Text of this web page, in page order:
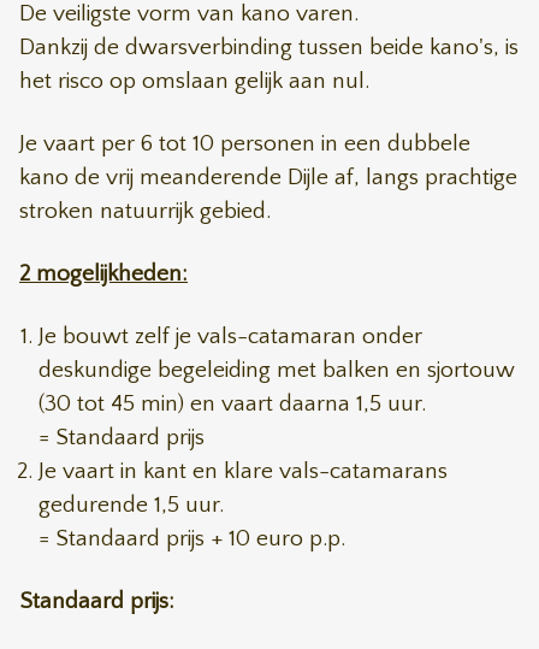
De veiligste vorm van kano varen.
Dankzij de dwarsverbinding tussen beide kano's, is
het risco op omslaan gelijk aan nul.
Je vaart per 6 tot 10 personen in een dubbele
kano de vrij meanderende Dijle af, langs prachtige
stroken natuurrijk gebied.
2 mogelijkheden:
Je bouwt zelf je vals-catamaran onder
deskundige begeleiding met balken en sjortouw
(30 tot 45 min) en vaart daarna 1,5 uur.
= Standaard prijs
Je vaart in kant en klare vals-catamarans
gedurende 1,5 uur.
= Standaard prijs + 10 euro p.p.
Standaard prijs: